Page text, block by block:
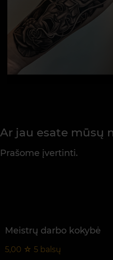
Ar jau esate mūsų
Prašome įvertinti.
Meistrų darbo kokybė
5,00 ☆ 5 balsų